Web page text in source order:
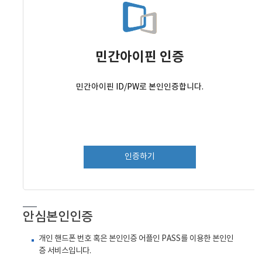
민간아이핀 인증
민간아이핀 ID/PW로 본인인증합니다.
인증하기
안심본인인증
개인 핸드폰 번호 혹은 본인인증 어플인 PASS를 이용한 본인인
증 서비스입니다.